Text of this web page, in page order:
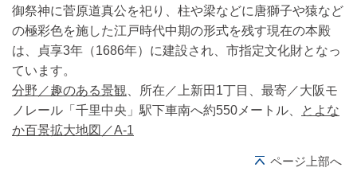
御祭神に菅原道真公を祀り、柱や梁などに唐獅子や猿など
の極彩色を施した江戸時代中期の形式を残す現在の本殿
は、貞享3年（1686年）に建設され、市指定文化財となっ
ています。
分野／趣のある景観 、所在／上新田1丁目、最寄／大阪モ
ノレール「千里中央」駅下車南へ約550メートル、
とよな
か百景拡大地図／A-1
ページ上部へ